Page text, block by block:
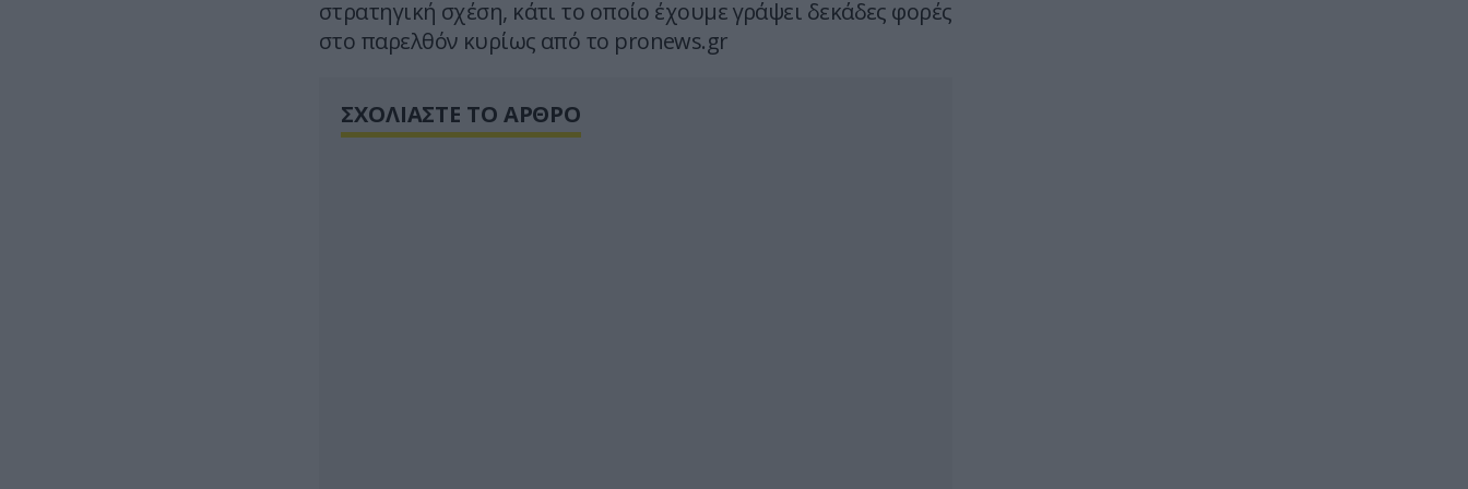
στρατηγική σχέση, κάτι το οποίο έχουμε γράψει δεκάδες φορές
στο παρελθόν κυρίως από το pronews.gr
ΣΧΟΛΙΑΣΤΕ ΤΟ ΑΡΘΡΟ